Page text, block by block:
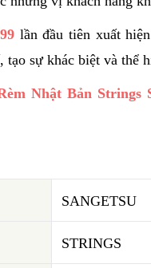
lần đầu tiên xuất
sự khác biệt và thể
Nhật Bản Strings
SANGETSU
STRINGS